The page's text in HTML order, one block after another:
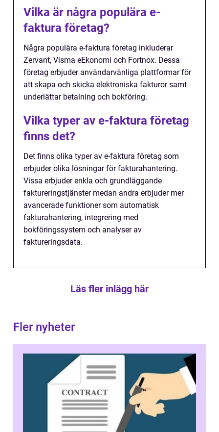
Vilka är några populära e-
faktura företag?
Några populära e-faktura företag inkluderar
Zervant, Visma eEkonomi och Fortnox. Dessa
företag erbjuder användarvänliga plattformar för
att skapa och skicka elektroniska fakturor samt
underlättar betalning och bokföring.
Vilka typer av e-faktura företag
finns det?
Det finns olika typer av e-faktura företag som
erbjuder olika lösningar för fakturahantering.
Vissa erbjuder enkla och grundläggande
faktureringstjänster medan andra erbjuder mer
avancerade funktioner som automatisk
fakturahantering, integrering med
bokföringssystem och analyser av
faktureringsdata.
Läs fler inlägg här
Fler nyheter